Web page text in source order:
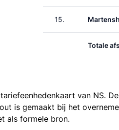
15.
Totale
tariefeenhedenkaart van NS.
is gemaakt bij het
als formele bron.